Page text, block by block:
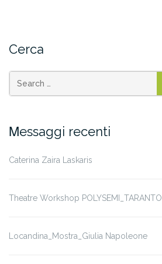
Cerca
Μessaggi recenti
Caterina Zaira Laskaris
Theatre Workshop POLYSEMI_TARANTO
Locandina_Mostra_Giulia Napoleone